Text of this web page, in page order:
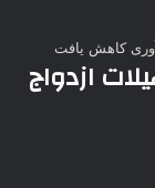
ازدواج